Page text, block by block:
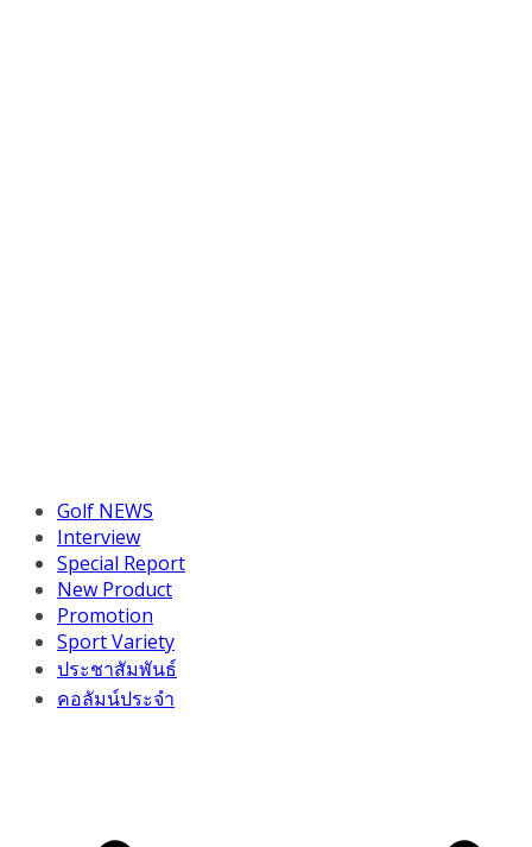
Golf NEWS
Interview
Special Report
New Product
Promotion
Sport Variety
ประชาสัมพันธ์
คอลัมน์ประจำ